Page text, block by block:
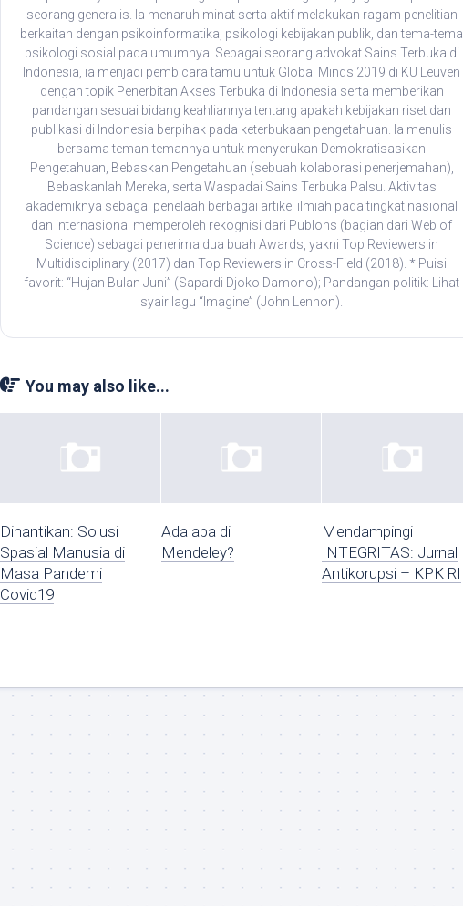
seorang generalis. Ia menaruh minat serta aktif melakukan ragam penelitian
berkaitan dengan psikoinformatika, psikologi kebijakan publik, dan tema-tema
psikologi sosial pada umumnya. Sebagai seorang advokat Sains Terbuka di
Indonesia, ia menjadi pembicara tamu untuk Global Minds 2019 di KU Leuven
dengan topik Penerbitan Akses Terbuka di Indonesia serta memberikan
pandangan sesuai bidang keahliannya tentang apakah kebijakan riset dan
publikasi di Indonesia berpihak pada keterbukaan pengetahuan. Ia menulis
bersama teman-temannya untuk menyerukan Demokratisasikan
Pengetahuan, Bebaskan Pengetahuan (sebuah kolaborasi penerjemahan),
Bebaskanlah Mereka, serta Waspadai Sains Terbuka Palsu. Aktivitas
akademiknya sebagai penelaah berbagai artikel ilmiah pada tingkat nasional
dan internasional memperoleh rekognisi dari Publons (bagian dari Web of
Science) sebagai penerima dua buah Awards, yakni Top Reviewers in
Multidisciplinary (2017) dan Top Reviewers in Cross-Field (2018). * Puisi
favorit: “Hujan Bulan Juni” (Sapardi Djoko Damono); Pandangan politik: Lihat
syair lagu “Imagine” (John Lennon).
You may also like...
Dinantikan: Solusi
Spasial Manusia di
Masa Pandemi
Covid19
Ada apa di
Mendeley?
Mendampingi
INTEGRITAS: Jurnal
Antikorupsi – KPK RI